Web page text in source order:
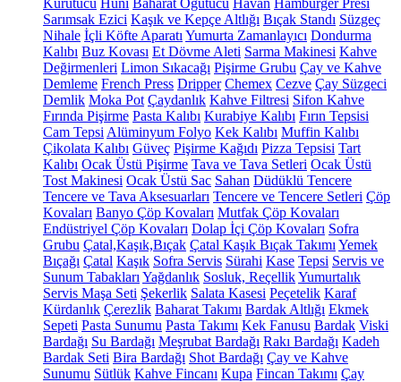
Kurutucu Huni Baharat Öğütücü Havan Hamburger Presi
Sarımsak Ezici Kaşık ve Kepçe Altlığı Bıçak Standı Süzgeç
Nihale İçli Köfte Aparatı Yumurta Zamanlayıcı Dondurma
Kalıbı Buz Kovası Et Dövme Aleti Sarma Makinesi Kahve
Değirmenleri Limon Sıkacağı Pişirme Grubu Çay ve Kahve
Demleme French Press Dripper Chemex Cezve Çay Süzgeci
Demlik Moka Pot Çaydanlık Kahve Filtresi Sifon Kahve
Fırında Pişirme Pasta Kalıbı Kurabiye Kalıbı Fırın Tepsisi
Cam Tepsi Alüminyum Folyo Kek Kalıbı Muffin Kalıbı
Çikolata Kalıbı Güveç Pişirme Kağıdı Pizza Tepsisi Tart
Kalıbı Ocak Üstü Pişirme Tava ve Tava Setleri Ocak Üstü
Tost Makinesi Ocak Üstü Sac Sahan Düdüklü Tencere
Tencere ve Tava Aksesuarları Tencere ve Tencere Setleri Çöp
Kovaları Banyo Çöp Kovaları Mutfak Çöp Kovaları
Endüstriyel Çöp Kovaları Dolap İçi Çöp Kovaları Sofra
Grubu Çatal,Kaşık,Bıçak Çatal Kaşık Bıçak Takımı Yemek
Bıçağı Çatal Kaşık Sofra Servis Sürahi Kase Tepsi Servis ve
Sunum Tabakları Yağdanlık Sosluk, ReçellikYumurtalık
Servis Maşa Seti Şekerlik Salata Kasesi Peçetelik Karaf
Kürdanlık Çerezlik Baharat Takımı Bardak Altlığı Ekmek
Sepeti Pasta Sunumu Pasta Takımı Kek Fanusu Bardak Viski
Bardağı Su Bardağı Meşrubat Bardağı Rakı Bardağı Kadeh
Bardak Seti Bira Bardağı Shot Bardağı Çay ve Kahve
Sunumu Sütlük Kahve Fincanı Kupa Fincan Takımı Çay